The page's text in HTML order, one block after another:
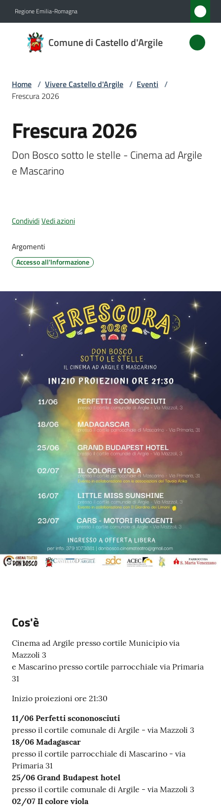
Regione Emilia-Romagna
Comune di Castello d'Argile
Comune
di
d'Argile
Amministrazione
Novità
Servizi
d'Argile
Amministrazione
Trasparente
argomenti...
Seguici
Home / Vivere Castello d'Argile / Eventi /
Frescura 2026
Salta al contenuto
Frescura 2026
Don Bosco sotto le stelle - Cinema ad Argile
e Mascarino
CondividiVedi azioni
Argomenti
Accesso all'Informazione
Cos'è
Cinema ad Argile presso cortile Municipio via
Mazzoli 3
e Mascarino presso cortile parrocchiale via Primaria
31
Inizio proiezioni ore 21:30
11/06 Perfetti scononosciuti
presso il cortile comunale di Argile - via Mazzoli 3
18/06 Madagascar
presso il cortile parrocchiale di Mascarino - via
Primaria 31
25/06 Grand Budapest hotel
presso il cortile comunale di Argile - via Mazzoli 3
02/07 Il colore viola